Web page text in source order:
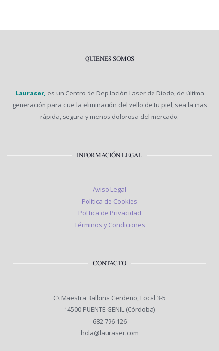
QUIENES SOMOS
Lauraser, es un Centro de Depilación Laser de Diodo, de última
generación para que la eliminación del vello de tu piel, sea la mas
rápida, segura y menos dolorosa del mercado.
INFORMACIÓN LEGAL
Aviso Legal
Política de Cookies
Política de Privacidad
Términos y Condiciones
CONTACTO
C\ Maestra Balbina Cerdeño, Local 3-5
14500 PUENTE GENIL (Córdoba)
682 796 126
hola@lauraser.com